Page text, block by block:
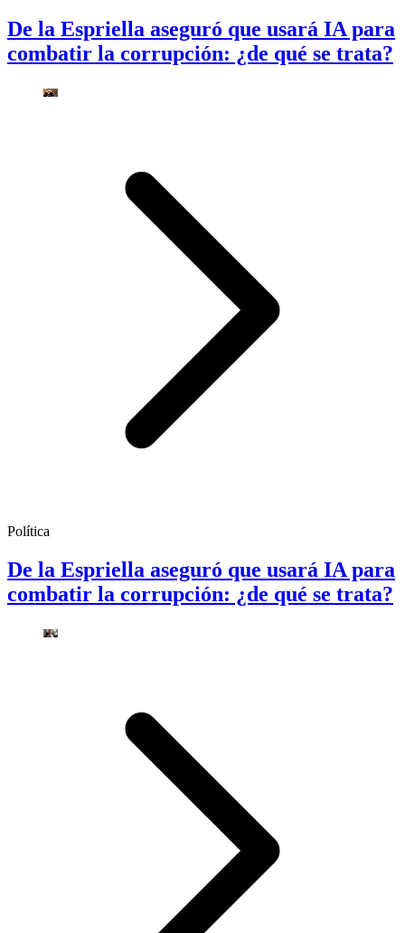
De la Espriella aseguró que usará IA para
combatir la corrupción: ¿de qué se trata?
Política
De la Espriella aseguró que usará IA para
combatir la corrupción: ¿de qué se trata?